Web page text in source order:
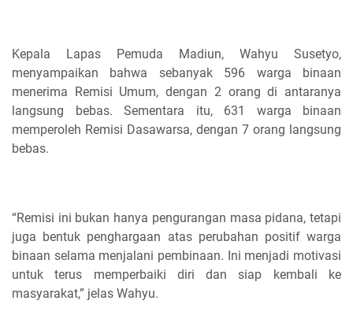
Kepala Lapas Pemuda Madiun, Wahyu Susetyo,
menyampaikan bahwa sebanyak 596 warga binaan
menerima Remisi Umum, dengan 2 orang di antaranya
langsung bebas. Sementara itu, 631 warga binaan
memperoleh Remisi Dasawarsa, dengan 7 orang langsung
bebas.
“Remisi ini bukan hanya pengurangan masa pidana, tetapi
juga bentuk penghargaan atas perubahan positif warga
binaan selama menjalani pembinaan. Ini menjadi motivasi
untuk terus memperbaiki diri dan siap kembali ke
masyarakat,” jelas Wahyu.